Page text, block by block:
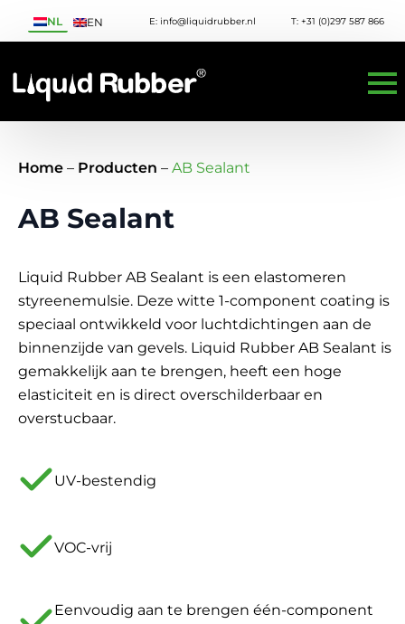
NL EN E: info@liquidrubber.nl T: +31 (0)297 587 866
Home – Producten – AB Sealant
AB Sealant
Liquid Rubber AB Sealant is een elastomeren
styreenemulsie. Deze witte 1-component coating is
speciaal ontwikkeld voor luchtdichtingen aan de
binnenzijde van gevels. Liquid Rubber AB Sealant is
gemakkelijk aan te brengen, heeft een hoge
elasticiteit en is direct overschilderbaar en
overstucbaar.
UV-bestendig
VOC-vrij
Eenvoudig aan te brengen één-component